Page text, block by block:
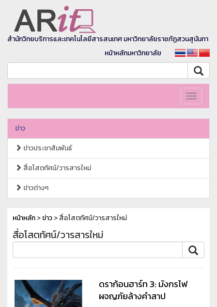
สำนักวิทยบริการและเทคโนโลยีสารสนเทศ มหาวิทยาลัยราชภัฏสวนสุนันทา
หน้าหลักมหาวิทยาลัย
Toggle
ข่าว
ข่าวประชาสัมพันธ์
สื่อโสตทัศน์/วารสารใหม่
ข่าวต่างๆ
หน้าหลัก>ข่าว> สื่อโสตทัศน์/วารสารใหม่
สื่อโสตทัศน์/วารสารใหม่
ดราก้อนฮาร์ท 3: มังกรไฟ
ผจญภัยล้างคำสาป